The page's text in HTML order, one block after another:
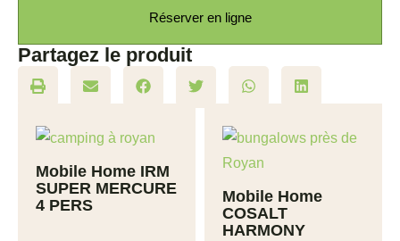
Réserver en ligne
Partagez le produit
Mobile Home IRM
SUPER MERCURE
4 PERS
Mobile Home
COSALT
HARMONY